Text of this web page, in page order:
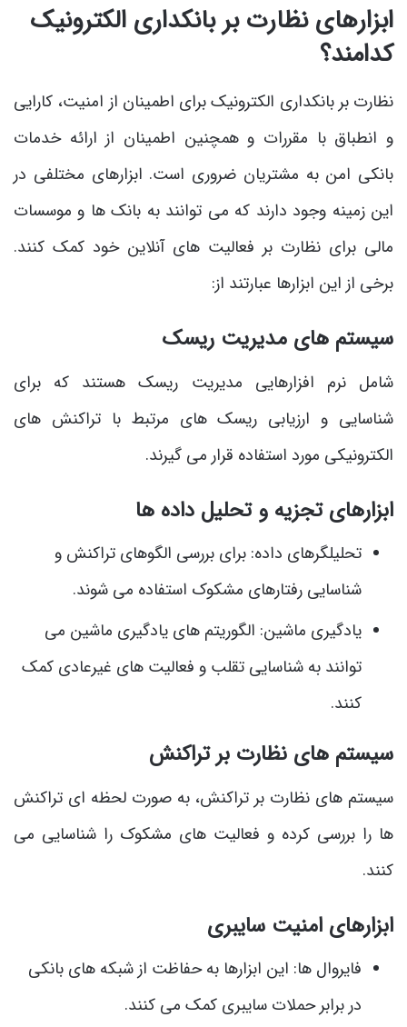
ابزارهای نظارت بر بانکداری الکترونیک
کدامند؟
نظارت بر بانکداری الکترونیک برای اطمینان از امنیت، کارایی
و انطباق با مقررات و همچنین اطمینان از ارائه خدمات
بانکی امن به مشتریان ضروری است. ابزارهای مختلفی در
این زمینه وجود دارند که می توانند به بانک ها و موسسات
مالی برای نظارت بر فعالیت های آنلاین خود کمک کنند.
برخی از این ابزارها عبارتند از:
سیستم های مدیریت ریسک
شامل نرم افزارهایی مدیریت ریسک هستند که برای
شناسایی و ارزیابی ریسک های مرتبط با تراکنش های
الکترونیکی مورد استفاده قرار می گیرند.
ابزارهای تجزیه و تحلیل داده ها
تحلیلگرهای داده: برای بررسی الگوهای تراکنش و
شناسایی رفتارهای مشکوک استفاده می شوند.
یادگیری ماشین: الگوریتم های یادگیری ماشین می
توانند به شناسایی تقلب و فعالیت های غیرعادی کمک
کنند.
سیستم های نظارت بر تراکنش
سیستم های نظارت بر تراکنش، به صورت لحظه ای تراکنش
ها را بررسی کرده و فعالیت های مشکوک را شناسایی می
کنند.
ابزارهای امنیت سایبری
فایروال ها: این ابزارها به حفاظت از شبکه های بانکی
در برابر حملات سایبری کمک می کنند.